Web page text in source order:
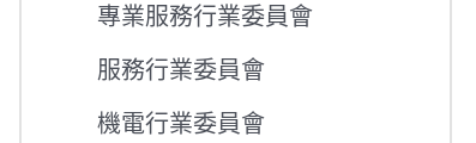
專業服務行業委員會
服務行業委員會
機電行業委員會